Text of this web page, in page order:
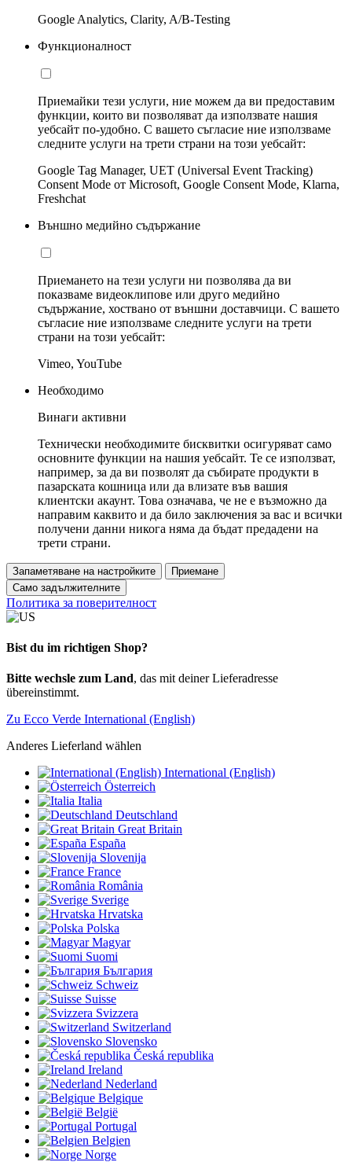
Google Analytics, Clarity, A/B-Testing
Функционалност
Приемайки тези услуги, ние можем да ви предоставим
функции, които ви позволяват да използвате нашия
уебсайт по-удобно. С вашето съгласие ние използваме
следните услуги на трети страни на този уебсайт:
Google Tag Manager, UET (Universal Event Tracking)
Consent Mode от Microsoft, Google Consent Mode, Klarna,
Freshchat
Външно медийно съдържание
Приемането на тези услуги ни позволява да ви
показваме видеоклипове или друго медийно
съдържание, хоствано от външни доставчици. С вашето
съгласие ние използваме следните услуги на трети
страни на този уебсайт:
Vimeo, YouTube
Необходимо
Винаги активни
Технически необходимите бисквитки осигуряват само
основните функции на нашия уебсайт. Те се използват,
например, за да ви позволят да събирате продукти в
пазарската кошница или да влизате във вашия
клиентски акаунт. Това означава, че не е възможно да
направим каквито и да било заключения за вас и всички
получени данни никога няма да бъдат предадени на
трети страни.
Запаметяване на настройките
Приемане
Само задължителните
Политика за поверителност
Bist du im richtigen Shop?
Bitte wechsle zum Land, das mit deiner Lieferadresse
übereinstimmt.
Zu Ecco Verde International (English)
Anderes Lieferland wählen
International (English)
Österreich
Italia
Deutschland
Great Britain
España
Slovenija
France
România
Sverige
Hrvatska
Polska
Magyar
Suomi
България
Schweiz
Suisse
Svizzera
Switzerland
Slovensko
Česká republika
Ireland
Nederland
Belgique
België
Portugal
Belgien
Norge